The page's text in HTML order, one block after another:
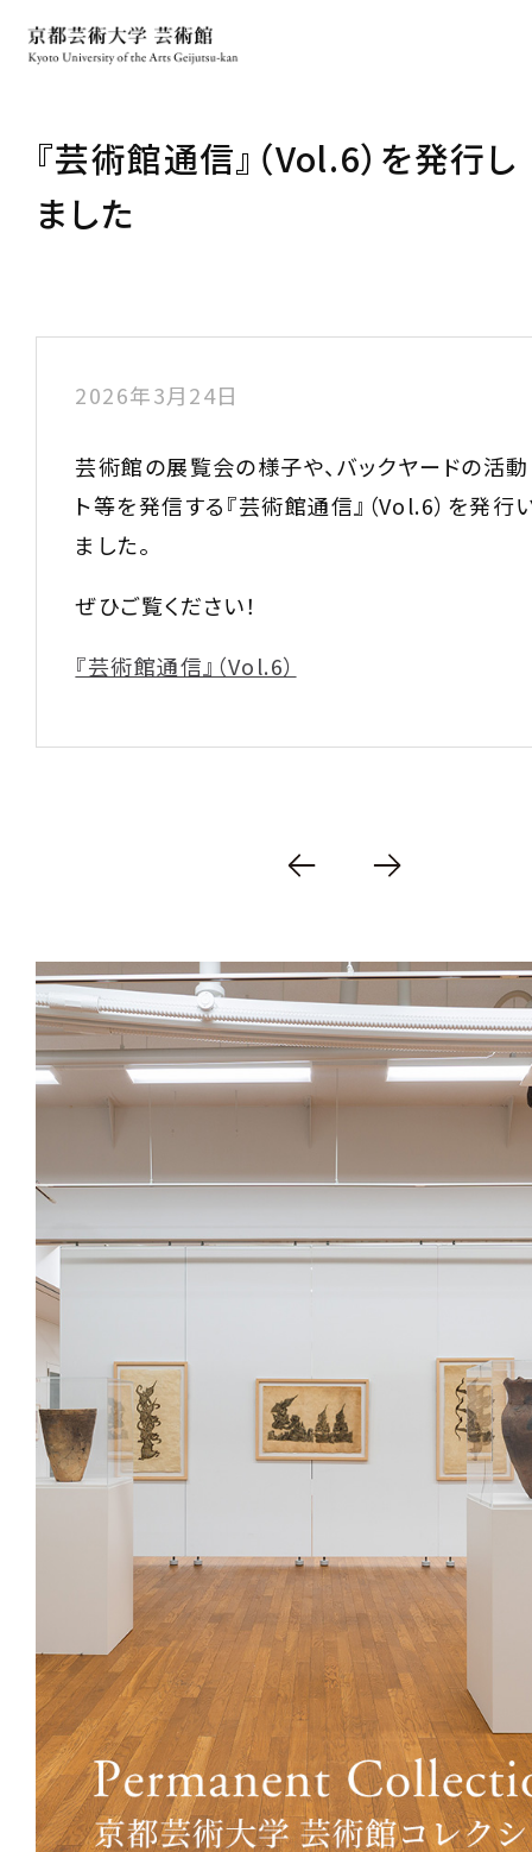
『芸術館通信』（Vol.6）を発行し
ました
2026年3月24日
芸術館の展覧会の様子や、バックヤードの活
ト等を発信する『芸術館通信』（Vol.6）を発行
ました。
ぜひご覧ください！
『芸術館通信』（Vol.6）